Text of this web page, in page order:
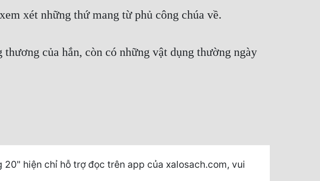
xét những thứ mang từ phủ công chúa về.
của hắn, còn có những vật dụng thường ngày
hiện chỉ hỗ trợ đọc trên app của xalosach.com, vui